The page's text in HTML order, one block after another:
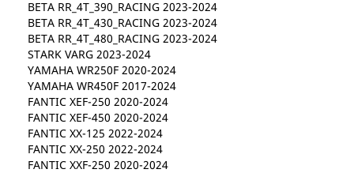
BETA RR_4T_390_RACING 2023-2024
BETA RR_4T_430_RACING 2023-2024
BETA RR_4T_480_RACING 2023-2024
STARK VARG 2023-2024
YAMAHA WR250F 2020-2024
YAMAHA WR450F 2017-2024
FANTIC XEF-250 2020-2024
FANTIC XEF-450 2020-2024
FANTIC XX-125 2022-2024
FANTIC XX-250 2022-2024
FANTIC XXF-250 2020-2024